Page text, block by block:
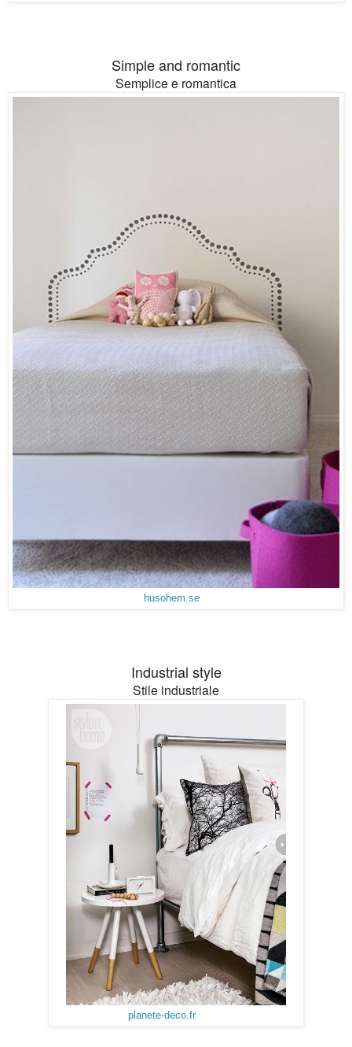
Simple and romantic
Semplice e romantica
husohem.se
Industrial style
Stile industriale
planete-deco.fr